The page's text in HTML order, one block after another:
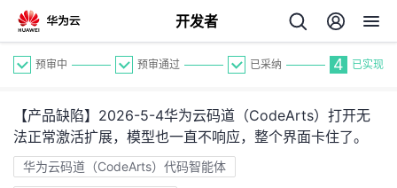
开发者
预审中 预审通过 已采纳 4 已实现
【产品缺陷】2026-5-4华为云码道（CodeArts）打开无
法正常激活扩展，模型也一直不响应，整个界面卡住了。
华为云码道（CodeArts）代码智能体